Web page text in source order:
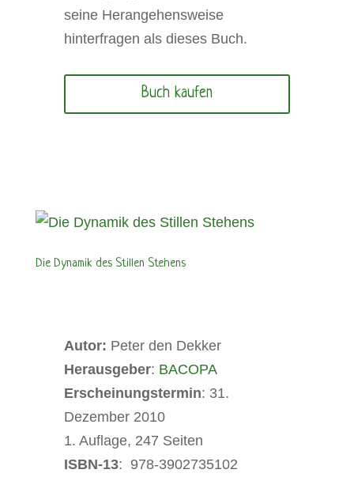
seine Herangehensweise
hinterfragen als dieses Buch.
Buch kaufen
Die Dynamik des Stillen Stehens
Autor: Peter den Dekker
Herausgeber: BACOPA
Erscheinungstermin: 31.
Dezember 2010
1. Auflage, 247 Seiten
ISBN-13: 978-3902735102